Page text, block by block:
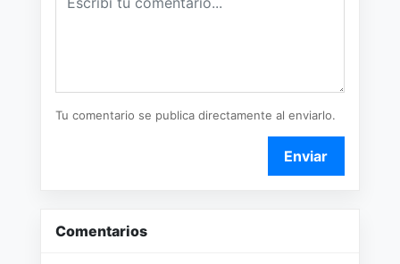
Tu comentario se publica directamente al enviarlo.
Enviar
Comentarios